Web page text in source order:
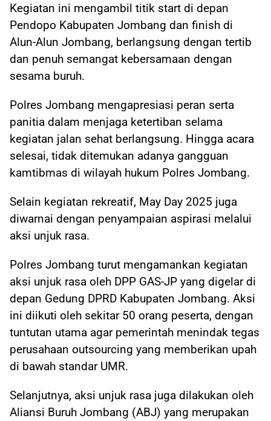
Kegiatan ini mengambil titik start di depan
Pendopo Kabupaten Jombang dan finish di
Alun-Alun Jombang, berlangsung dengan tertib
dan penuh semangat kebersamaan dengan
sesama buruh.
Polres Jombang mengapresiasi peran serta
panitia dalam menjaga ketertiban selama
kegiatan jalan sehat berlangsung. Hingga acara
selesai, tidak ditemukan adanya gangguan
kamtibmas di wilayah hukum Polres Jombang.
Selain kegiatan rekreatif, May Day 2025 juga
diwarnai dengan penyampaian aspirasi melalui
aksi unjuk rasa.
Polres Jombang turut mengamankan kegiatan
aksi unjuk rasa oleh DPP GAS-JP yang digelar di
depan Gedung DPRD Kabupaten Jombang. Aksi
ini diikuti oleh sekitar 50 orang peserta, dengan
tuntutan utama agar pemerintah menindak tegas
perusahaan outsourcing yang memberikan upah
di bawah standar UMR.
Selanjutnya, aksi unjuk rasa juga dilakukan oleh
Aliansi Buruh Jombang (ABJ) yang merupakan